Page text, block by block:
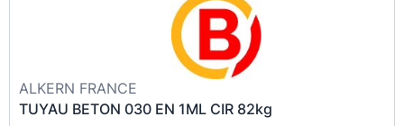
ALKERN FRANCE
TUYAU BETON 030 EN 1ML CIR 82kg